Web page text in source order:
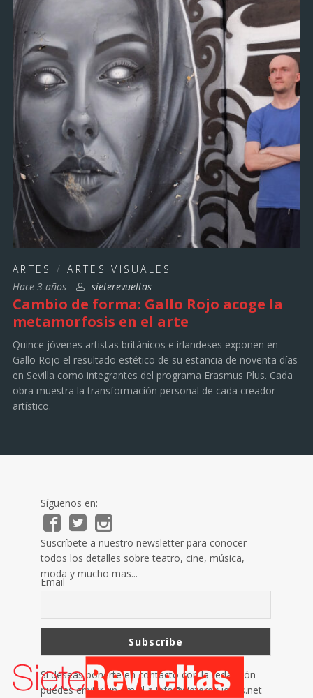
ARTES /ARTES VISUALES
Hace 3 años
sieterevueltas
Cambio de forma: Gallo Rojo acoge la
metamorfosis en el arte
Quince jóvenes artistas británicos e irlandeses exponen en
Gallo Rojo el resultado estético de su estancia de noventa días
en Sevilla como integrantes del programa Erasmus Plus. Cada
obra muestra la transformación personal de cada creador
artístico.
Síguenos en:
Suscríbete a nuestro newsletter para conocer
todos los detalles sobre teatro, cine, música,
moda y mucho mas...
Email
Si deseas ponerte en contacto con la redacción
puedes enviar un email ainfo@sieterevueltas.net